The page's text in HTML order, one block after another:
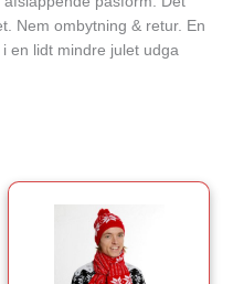
Nem ombytning & retur. En
en lidt mindre julet udga